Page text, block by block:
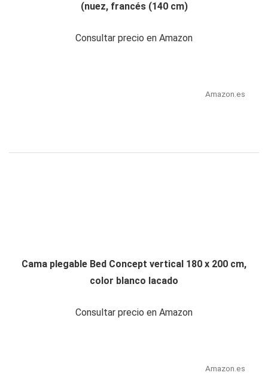
(nuez, francés (140 cm)
Consultar precio en Amazon
Amazon.es
Cama plegable Bed Concept vertical 180 x 200 cm,
color blanco lacado
Consultar precio en Amazon
Amazon.es